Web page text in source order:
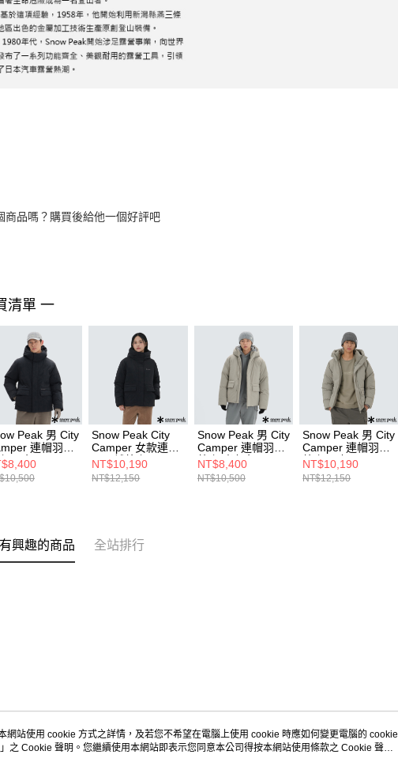
商品嗎？購買後給他一個好評吧
清單 一
Peak 男 City
連帽羽絨
黑色
Snow Peak City
Camper 女款連帽
厚羽絨外套 黑
NT$10,190
NT$12,150
Snow Peak 男 City
Camper 連帽羽絨
外套 米灰色
NT$8,400
NT$10,500
Snow Peak 男 City
Camper 連帽羽絨
外套 霧灰
NT$10,190
NT$12,150
興趣的商品 全站排行
關於我們 客服資訊
網站使用 cookie 方式之詳情，及若您不希望在電腦上使用 cookie 時應如何變更電腦的 cookie
」之 Cookie 聲明。您繼續使用本網站即表示您同意本公司得按本網站使用條款之 Cookie 聲明